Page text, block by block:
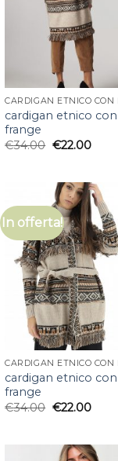
cardigan etnico con
frange
€34.00 €22.00
In offerta!
cardigan etnico con
frange
€34.00 €22.00